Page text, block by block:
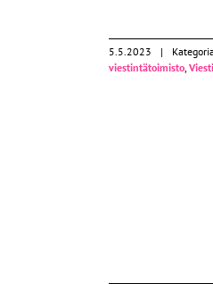
5.5.2023 |
viestintätoimisto,